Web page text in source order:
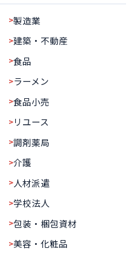
製造業
建築・不動産
食品
ラーメン
食品小売
リユース
調剤薬局
介護
人材派遣
学校法人
包装・梱包資材
美容・化粧品